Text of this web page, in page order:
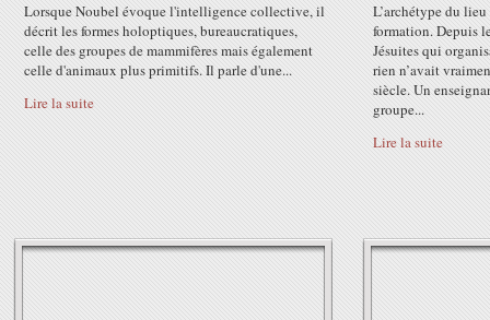
Lorsque Noubel évoque l'intelligence collective, il
décrit les formes holoptiques, bureaucratiques,
celle des groupes de mammifères mais également
celle d'animaux plus primitifs. Il parle d'une...
Lire la suite
L’archétype du
formation. Depuis
Jésuites qui
rien n’avait
siècle. Un
groupe...
Lire la suite